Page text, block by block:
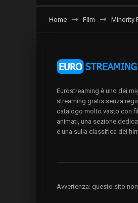
Home Film Minority
Eurostreaming è uno dei
streaming gratis senza
catalogo molto vasto con
animati, una sezione
e una sulla classifica dei
Avvertenza: questo sito